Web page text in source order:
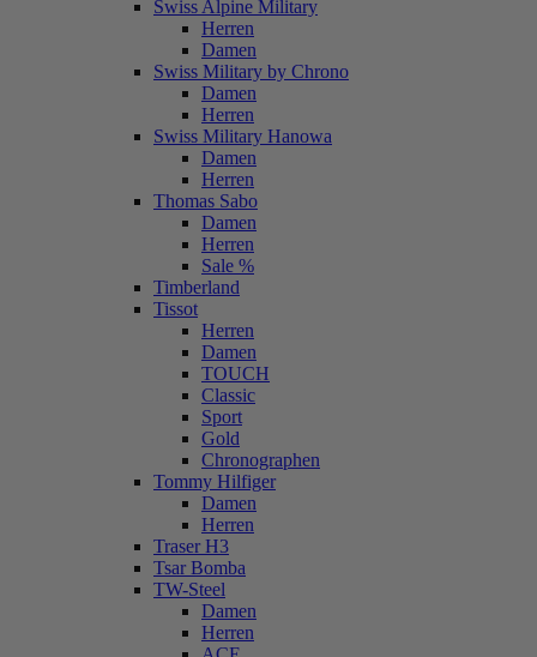
Swiss Alpine Military
Herren
Damen
Swiss Military by Chrono
Damen
Herren
Swiss Military Hanowa
Damen
Herren
Thomas Sabo
Damen
Herren
Sale %
Timberland
Tissot
Herren
Damen
TOUCH
Classic
Sport
Gold
Chronographen
Tommy Hilfiger
Damen
Herren
Traser H3
Tsar Bomba
TW-Steel
Damen
Herren